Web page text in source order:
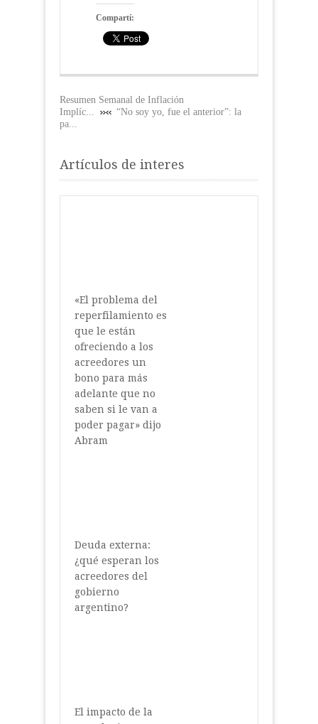
Compartí:
Resumen Semanal de Inflación
Implíc...
“No soy yo, fue el anterior”: la
pa...
Artículos de interes
«El problema del
reperfilamiento es
que le están
ofreciendo a los
acreedores un
bono para más
adelante que no
saben si le van a
poder pagar» dijo
Abram
Deuda externa:
¿qué esperan los
acreedores del
gobierno
argentino?
El impacto de la